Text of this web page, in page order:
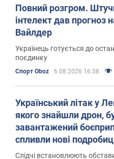
Повний розгром.
інтелект дав прогноз
Вайлдер
Українець готується до
поєдинку
Спорт Oboz 6.08.2026 16:38
Український літак у
якого знайшли дрон,
завантажений
спливли нові
Слідчі встановлюють